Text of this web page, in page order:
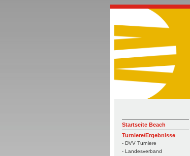
Startseite Beach
Turniere/Ergebnisse
- DVV Turniere
- Landesverband